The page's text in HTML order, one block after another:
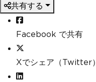
共有する
Facebook で共有
Xでシェア（Twitter）